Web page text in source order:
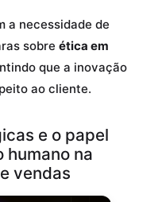
a necessidade de
sobre ética em
que a inovação
ao cliente.
e o papel
na
vendas